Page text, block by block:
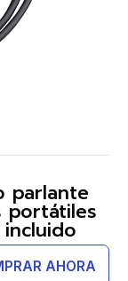
parlante
portátiles
incluido
AHORA